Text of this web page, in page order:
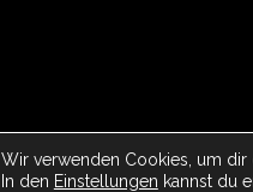
© 2026
Wir verwenden Cookies, um dir
In den Einstellungen kannst du